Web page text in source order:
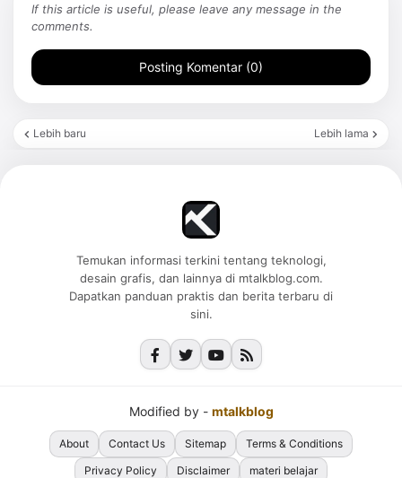
If this article is useful, please leave any message in the
comments.
Posting Komentar (0)
Lebih baru Lebih lama
Temukan informasi terkini tentang teknologi,
desain grafis, dan lainnya di mtalkblog.com.
Dapatkan panduan praktis dan berita terbaru di
sini.
Modified by - mtalkblog
About Contact Us Sitemap
Terms & Conditions
Privacy Policy
Disclaimer materi belajar